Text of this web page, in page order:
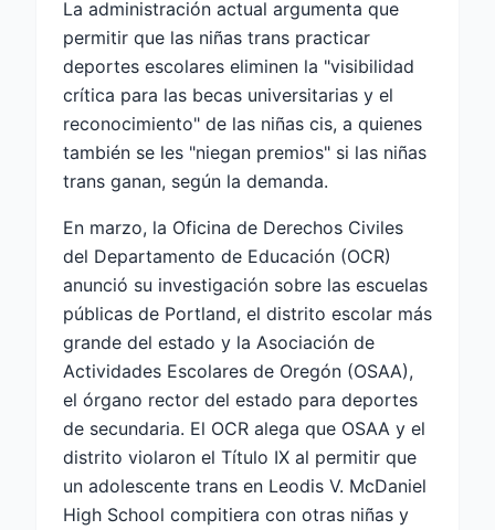
La administración actual argumenta que
permitir que las niñas trans practicar
deportes escolares eliminen la "visibilidad
crítica para las becas universitarias y el
reconocimiento" de las niñas cis, a quienes
también se les "niegan premios" si las niñas
trans ganan, según la demanda.
En marzo, la Oficina de Derechos Civiles
del Departamento de Educación (OCR)
anunció su investigación sobre las escuelas
públicas de Portland, el distrito escolar más
grande del estado y la Asociación de
Actividades Escolares de Oregón (OSAA),
el órgano rector del estado para deportes
de secundaria. El OCR alega que OSAA y el
distrito violaron el Título IX al permitir que
un adolescente trans en Leodis V. McDaniel
High School compitiera con otras niñas y